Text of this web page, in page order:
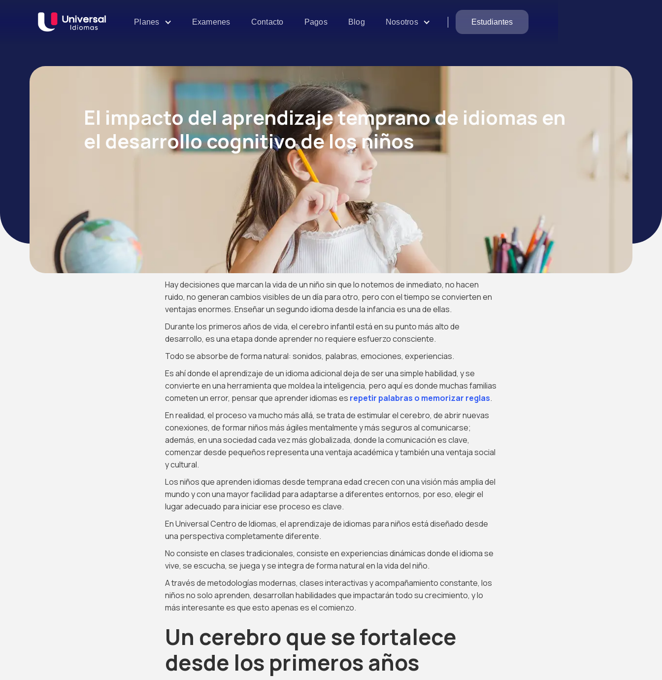
Planes Examenes Contacto Pagos Blog Nosotros Estudiantes
El impacto del aprendizaje temprano de idiomas en
el desarrollo cognitivo de los niños
Hay decisiones que marcan la vida de un niño sin que lo notemos de inmediato, no hacen
ruido, no generan cambios visibles de un día para otro, pero con el tiempo se convierten en
ventajas enormes. Enseñar un segundo idioma desde la infancia es una de ellas.
Durante los primeros años de vida, el cerebro infantil está en su punto más alto de
desarrollo, es una etapa donde aprender no requiere esfuerzo consciente.
Todo se absorbe de forma natural: sonidos, palabras, emociones, experiencias.
Es ahí donde el aprendizaje de un idioma adicional deja de ser una simple habilidad, y se
convierte en una herramienta que moldea la inteligencia, pero aquí es donde muchas familias
cometen un error, pensar que aprender idiomas es repetir palabras o memorizar reglas.
En realidad, el proceso va mucho más allá, se trata de estimular el cerebro, de abrir nuevas
conexiones, de formar niños más ágiles mentalmente y más seguros al comunicarse;
además, en una sociedad cada vez más globalizada, donde la comunicación es clave,
comenzar desde pequeños representa una ventaja académica y también una ventaja social
y cultural.
Los niños que aprenden idiomas desde temprana edad crecen con una visión más amplia del
mundo y con una mayor facilidad para adaptarse a diferentes entornos, por eso, elegir el
lugar adecuado para iniciar ese proceso es clave.
En Universal Centro de Idiomas, el aprendizaje de idiomas para niños está diseñado desde
una perspectiva completamente diferente.
No consiste en clases tradicionales, consiste en experiencias dinámicas donde el idioma se
vive, se escucha, se juega y se integra de forma natural en la vida del niño.
A través de metodologías modernas, clases interactivas y acompañamiento constante, los
niños no solo aprenden, desarrollan habilidades que impactarán todo su crecimiento, y lo
más interesante es que esto apenas es el comienzo.
Un cerebro que se fortalece
desde los primeros años